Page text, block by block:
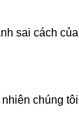
sai cách
chúng